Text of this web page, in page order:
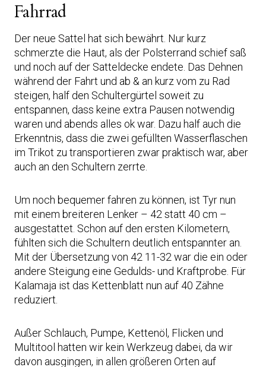
Fahrrad
Der neue Sattel hat sich bewährt. Nur kurz
schmerzte die Haut, als der Polsterrand schief saß
und noch auf der Satteldecke endete. Das Dehnen
während der Fahrt und ab & an kurz vom zu Rad
steigen, half den Schultergürtel soweit zu
entspannen, dass keine extra Pausen notwendig
waren und abends alles ok war. Dazu half auch die
Erkenntnis, dass die zwei gefüllten Wasserflaschen
im Trikot zu transportieren zwar praktisch war, aber
auch an den Schultern zerrte.
Um noch bequemer fahren zu können, ist Tyr nun
mit einem breiteren Lenker – 42 statt 40 cm –
ausgestattet. Schon auf den ersten Kilometern,
fühlten sich die Schultern deutlich entspannter an.
Mit der Übersetzung von 42 11-32 war die ein oder
andere Steigung eine Gedulds- und Kraftprobe. Für
Kalamaja ist das Kettenblatt nun auf 40 Zähne
reduziert.
Außer Schlauch, Pumpe, Kettenöl, Flicken und
Multitool hatten wir kein Werkzeug dabei, da wir
davon ausgingen, in allen größeren Orten auf